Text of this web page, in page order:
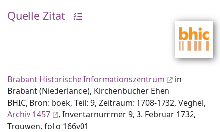
Quelle Zitat
Brabant Historische Informationszentrum
in
Brabant (Niederlande), Kirchenbücher Ehen
BHIC, Bron: boek, Teil: 9, Zeitraum: 1708-1732, Veghel,
Archiv 1457
, Inventar­nummer 9, 3. Februar 1732,
Trouwen, folio 166v01